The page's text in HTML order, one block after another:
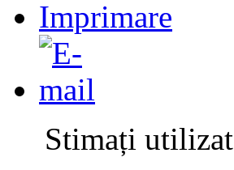
Stimați